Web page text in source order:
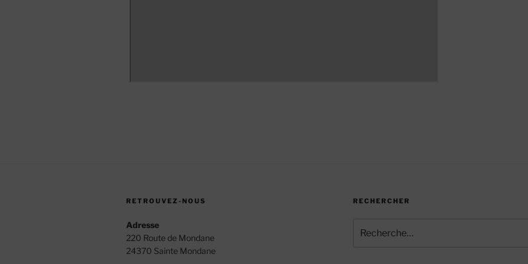
RETROUVEZ-NOUS
Adresse
220 Route de Mondane
24370 Sainte Mondane
RECHERCHER
pour